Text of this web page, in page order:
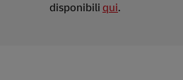
disponibili qui.